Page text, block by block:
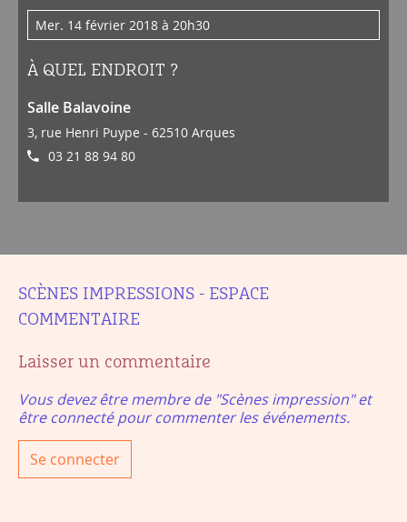
mer. 14 février 2018 à 20h30
À QUEL ENDROIT ?
Salle Balavoine
3, rue Henri Puype - 62510 Arques
03 21 88 94 80
SCÈNES IMPRESSIONS - ESPACE
COMMENTAIRE
Laisser un commentaire
Vous devez être membre de "Scènes impression" et
être connecté pour commenter les événements.
Se connecter